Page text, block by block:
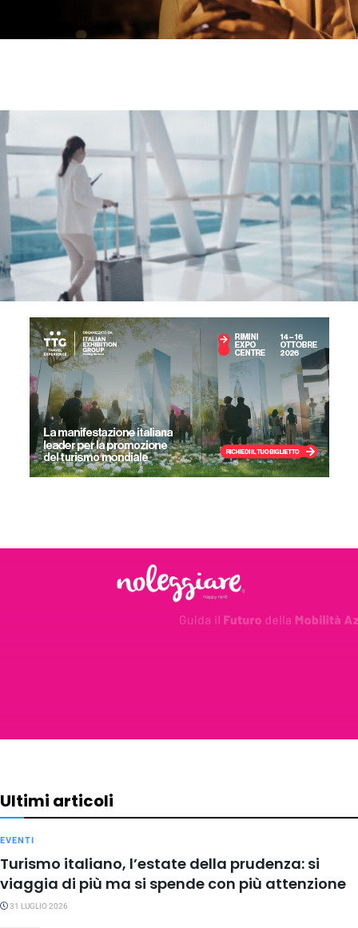
Ultimi articoli
EVENTI
Turismo italiano, l’estate della prudenza: si
viaggia di più ma si spende con più attenzione
31 LUGLIO 2026